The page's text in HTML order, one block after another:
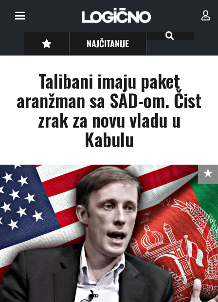
NAJČITANIJE
Talibani imaju paket
aranžman sa SAD-om. Čist
zrak za novu vladu u
Kabulu